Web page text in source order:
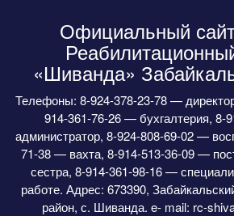
Официальный
«Шиванда»
Телефоны: 8-924-378-23-78 —
914-361-76-26 — бухгалтерия, 8-
администратор, 8-924-808-69-02 —
71-38 — вахта, 8-914-513-36-09 —
сестра, 8-914-361-98-16 —
работе. Адрес: 673390,
район, с. Шиванда. e- mail: rc-